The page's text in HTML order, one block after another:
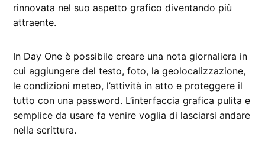
rinnovata nel suo aspetto grafico diventando più
attraente.
In Day One è possibile creare una nota giornaliera in
cui aggiungere del testo, foto, la geolocalizzazione,
le condizioni meteo, l’attività in atto e proteggere il
tutto con una password. L’interfaccia grafica pulita e
semplice da usare fa venire voglia di lasciarsi andare
nella scrittura.